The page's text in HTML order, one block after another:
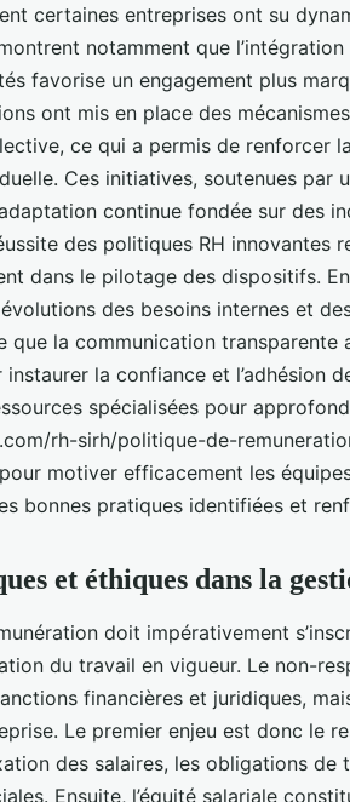
certaines entreprises ont su
notamment que
favorise un engagement plus
ont mis en place des
ce qui a permis de renforcer
Ces initiatives, soutenues par
adaptation continue fondée sur des
des politiques RH innovantes
dans le pilotage des dispositifs.
des besoins internes et
que la communication transparente
la confiance et l’adhésion
spécialisées pour
rh-sirh/politique-de-
motiver efficacement les
bonnes pratiques identifiées et
et éthiques dans la
doit impérativement
du travail en vigueur. Le non-
financières et juridiques,
Le premier enjeu est donc le
des salaires, les obligations de
Ensuite, l’équité salariale